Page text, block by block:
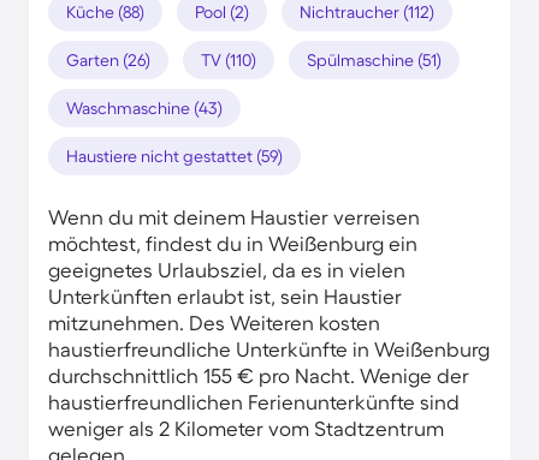
Küche (88) Pool (2) Nichtraucher (112)
Garten (26) TV (110) Spülmaschine (51)
Waschmaschine (43)
Haustiere nicht gestattet (59)
Wenn du mit deinem Haustier verreisen
möchtest, findest du in Weißenburg ein
geeignetes Urlaubsziel, da es in vielen
Unterkünften erlaubt ist, sein Haustier
mitzunehmen. Des Weiteren kosten
haustierfreundliche Unterkünfte in Weißenburg
durchschnittlich 155 € pro Nacht. Wenige der
haustierfreundlichen Ferienunterkünfte sind
weniger als 2 Kilometer vom Stadtzentrum
gelegen.